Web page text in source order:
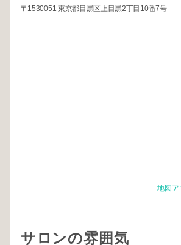
〒1530051 東京都目黒区上目黒2丁目10番7号
地図ア
サロンの雰囲気